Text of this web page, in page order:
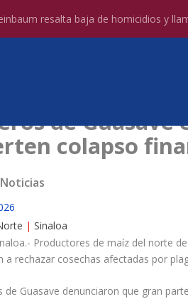
resalta baja de homicidios y
de
colapso
| Sinaloa
Productores de maíz del norte
a rechazar cosechas afectadas por
de Guasave denunciaron que gran